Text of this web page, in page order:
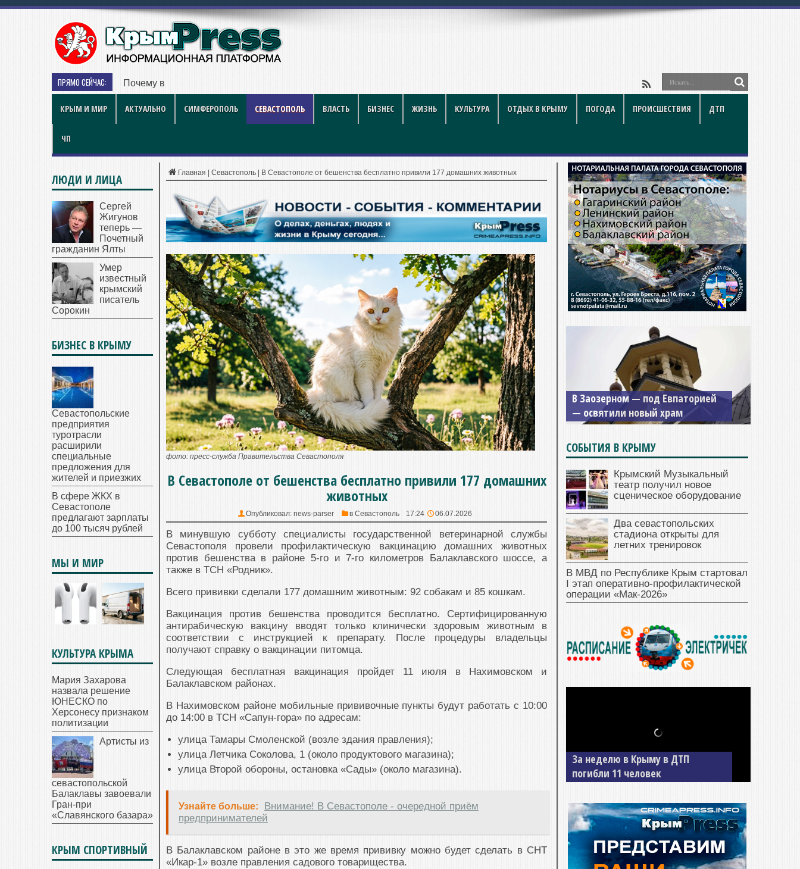
ПРЯМО СЕЙЧАС: Почему выходят из строя сопловые нагреватели и как увеличи
КРЫМ И МИР АКТУАЛЬНО СИМФЕРОПОЛЬ СЕВАСТОПОЛЬ ВЛАСТЬ БИЗНЕС ЖИЗНЬ КУЛЬТУРА ОТДЫХ В КРЫМУ ПОГОДА ПРОИСШЕСТВИЯ ДТП
ЧП
Главная Севастополь В Севастополе от бешенства бесплатно привили 177 домашних животных
фото: пресс-служба Правительства Севастополя
В Севастополе от бешенства бесплатно привили 177 домашних
животных
Опубликовал: news-parser в Севастополь 17:24 06.07.2026
В минувшую субботу специалисты государственной ветеринарной службы
Севастополя провели профилактическую вакцинацию домашних животных
против бешенства в районе 5-го и 7-го километров Балаклавского шоссе, а
также в ТСН «Родник».
Всего прививки сделали 177 домашним животным: 92 собакам и 85 кошкам.
Вакцинация против бешенства проводится бесплатно. Сертифицированную
антирабическую вакцину вводят только клинически здоровым животным в
соответствии с инструкцией к препарату. После процедуры владельцы
получают справку о вакцинации питомца.
Следующая бесплатная вакцинация пройдет 11 июля в Нахимовском и
Балаклавском районах.
В Нахимовском районе мобильные прививочные пункты будут работать с 10:00
до 14:00 в ТСН «Сапун-гора» по адресам:
улица Тамары Смоленской (возле здания правления);
улица Летчика Соколова, 1 (около продуктового магазина);
улица Второй обороны, остановка «Сады» (около магазина).
Узнайте больше:
Внимание! В Севастополе - очередной приём
предпринимателей
В Балаклавском районе в это же время прививку можно будет сделать в СНТ
«Икар-1» возле правления садового товарищества.
ЛЮДИ И ЛИЦА
Сергей
Жигунов
теперь —
Почетный
гражданин Ялты
Умер
известный
крымский
писатель
Сорокин
БИЗНЕС В КРЫМУ
Севастопольские
предприятия
туротрасли
расширили
специальные
предложения для
жителей и приезжих
В сфере ЖКХ в
Севастополе
предлагают зарплаты
до 100 тысяч рублей
МЫ И МИР
КУЛЬТУРА КРЫМА
Мария Захарова
назвала решение
ЮНЕСКО по
Херсонесу признаком
политизации
Артисты из
севастопольской
Балаклавы завоевали
Гран-при
«Славянского базара»
КРЫМ СПОРТИВНЫЙ
В Заозерном — под Евпаторией
— освятили новый храм
СОБЫТИЯ В КРЫМУ
Крымский Музыкальный
театр получил новое
сценическое оборудование
Два севастопольских
стадиона открыты для
летних тренировок
В МВД по Республике Крым стартовал
I этап оперативно‑профилактической
операции «Мак‑2026»
За неделю в Крыму в ДТП
погибли 11 человек